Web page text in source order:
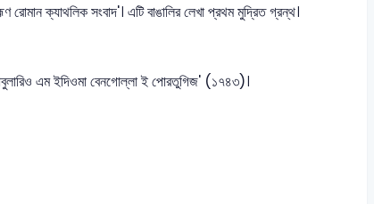
রোমান ক্যাথলিক সংবাদ'। এটি বাঙালির লেখা প্রথম মুদ্রিত গ্রন্থ।
এম ইদিওমা বেনগোল্লা ই পোরতুগিজ' (১৭৪৩)।